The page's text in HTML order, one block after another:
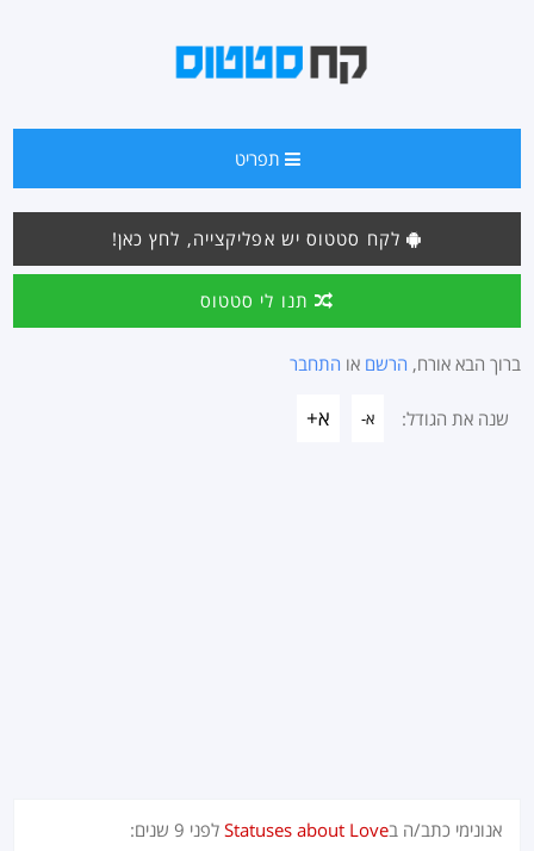
תפריט
לקח סטטוס יש אפליקצייה, לחץ כאן!
תנו לי סטטוס
ברוך הבא אורח, הרשם או התחבר
שנה את הגודל: א- א+
אנונימי כתב/ה בStatuses about Love לפני 9 שנים :